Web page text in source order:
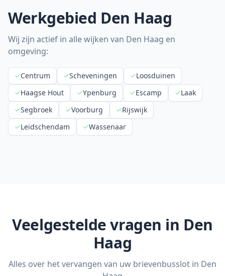
Werkgebied Den Haag
Wij zijn actief in alle wijken van Den Haag en
omgeving:
Centrum Scheveningen
Loosduinen
Haagse Hout
Ypenburg Escamp
Laak
Segbroek
Voorburg
Rijswijk
Leidschendam
Wassenaar
Veelgestelde vragen in Den
Haag
Alles over het vervangen van uw brievenbusslot in Den